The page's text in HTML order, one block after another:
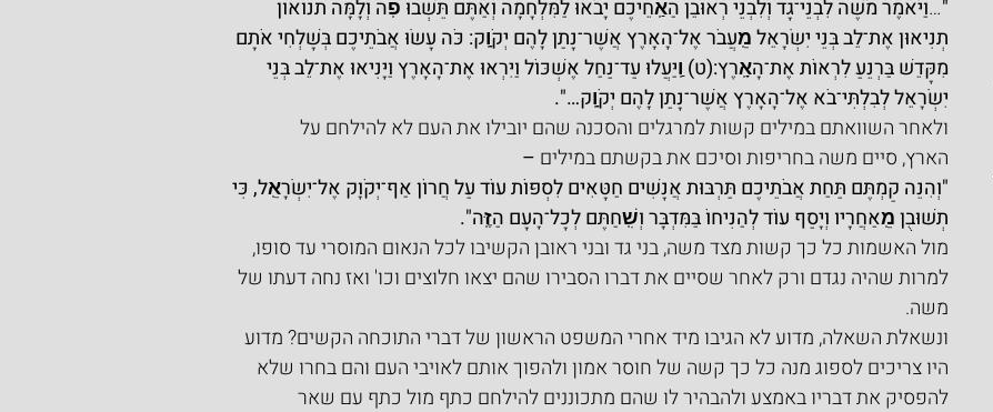
"
…וַיֹּאמֶר מֹשֶׁה לִבְנֵי־גָד וְלִבְנֵי רְאוּבֵן הַאַֽחֵיכֶם יָבֹאוּ לַמִּלְחָמָה וְאַתֶּם תֵּשְׁבוּ פֹֽה וְלָמָּה תנואון
תְנִיאוּן אֶת־לֵב בְּנֵי יִשְׂרָאֵל מֵֽעֲבֹר אֶל־הָאָרֶץ אֲשֶׁר־נָתַן לָהֶם יְקֹוָֽק: כֹּה עָשׂוּ אֲבֹתֵיכֶם בְּשָׁלְחִי אֹתָם
מִקָּדֵשׁ בַּרְנֵעַ לִרְאוֹת אֶת־הָאָֽרֶץ:(ט) וַֽיַּעֲלוּ עַד־נַחַל אֶשְׁכּוֹל וַיִּרְאוּ אֶת־הָאָרֶץ וַיָּנִיאוּ אֶת־לֵב בְּנֵי
יִשְׂרָאֵל לְבִלְתִּי־בֹא אֶל־הָאָרֶץ אֲשֶׁר־נָתַן לָהֶם יְקֹוָֽק…".
ולאחר השוואתם במילים קשות למרגלים והסכנה שהם יובילו את העם לא להילחם על
הארץ,סיים משה בחריפות וסיכם את בקשתם במילים –
"וְהִנֵּה קַמְתֶּם תַּחַת אֲבֹתֵיכֶם תַּרְבּוּת אֲנָשִׁים חַטָּאִים לִסְפּוֹת עוֹד עַל חֲרוֹן אַף־יְקֹוָק אֶל־יִשְׂרָאֵֽל, כִּי
תְשׁוּבֻן מֵֽאַחֲרָיו וְיָסַף עוֹד לְהַנִּיחוֹ בַּמִּדְבָּר וְשִֽׁחַתֶּם לְכָל־הָעָם הַזֶּֽה".
מול האשמות כל כך קשות מצד משה,בני גד ובני ראובן הקשיבו לכל הנאום המוסרי עד סופו,
למרות שהיה נגדם ורק לאחר שסיים את דברו הסבירו שהם יצאו חלוצים וכו' ואז נחה דעתו של
משה.
ונשאלת השאלה, מדוע לא הגיבו מיד אחרי המשפט הראשון של דברי התוכחה הקשים? מדוע
היו צריכים לספוג מנה כל כך קשה של חוסר אמון ולהפוך אותם לאויבי העם והם בחרו שלא
להפסיק את דבריו באמצע ולהבהיר לו שהם מתכוננים להילחם כתף מול כתף עם שאר